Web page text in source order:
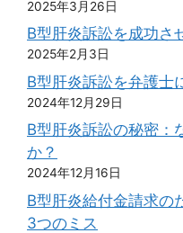
2025年3月26日
B型肝炎訴訟を成功さ
2025年2月3日
B型肝炎訴訟を弁護士
2024年12月29日
B型肝炎訴訟の秘密：
か？
2024年12月16日
B型肝炎給付金請求の
3つのミス